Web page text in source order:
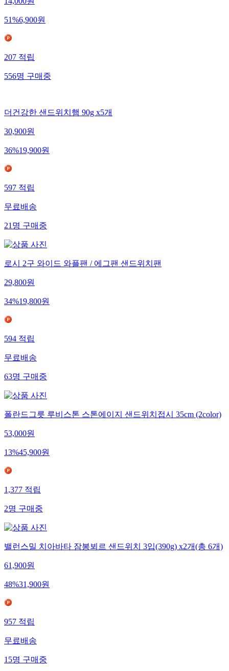
14,000원
51%6,900원
207적립
556명구매중
더건강한 샌드위치햄 90g x5개
30,900원
36%19,900원
597적립
무료배송
21명구매중
로시 2구 와이드 와플팬 / 에그팬 샌드위치팬
29,800원
34%19,800원
594적립
무료배송
63명구매중
폴란드그릇 루비스톤 스톤에이지 샌드위치접시 35cm (2color)
53,000원
13%45,900원
1,377적립
2명구매중
밸런스밀 치아바타 잠봉뵈르 샌드위치 3입(390g) x2개(총 6개)
61,900원
48%31,900원
957적립
무료배송
15명구매중